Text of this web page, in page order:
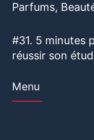
Parfums,
#31. 5 minutes
réussir son
Menu